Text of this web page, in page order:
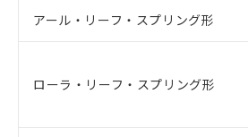
アール・リーフ・スプリング形
ローラ・リーフ・スプリング形